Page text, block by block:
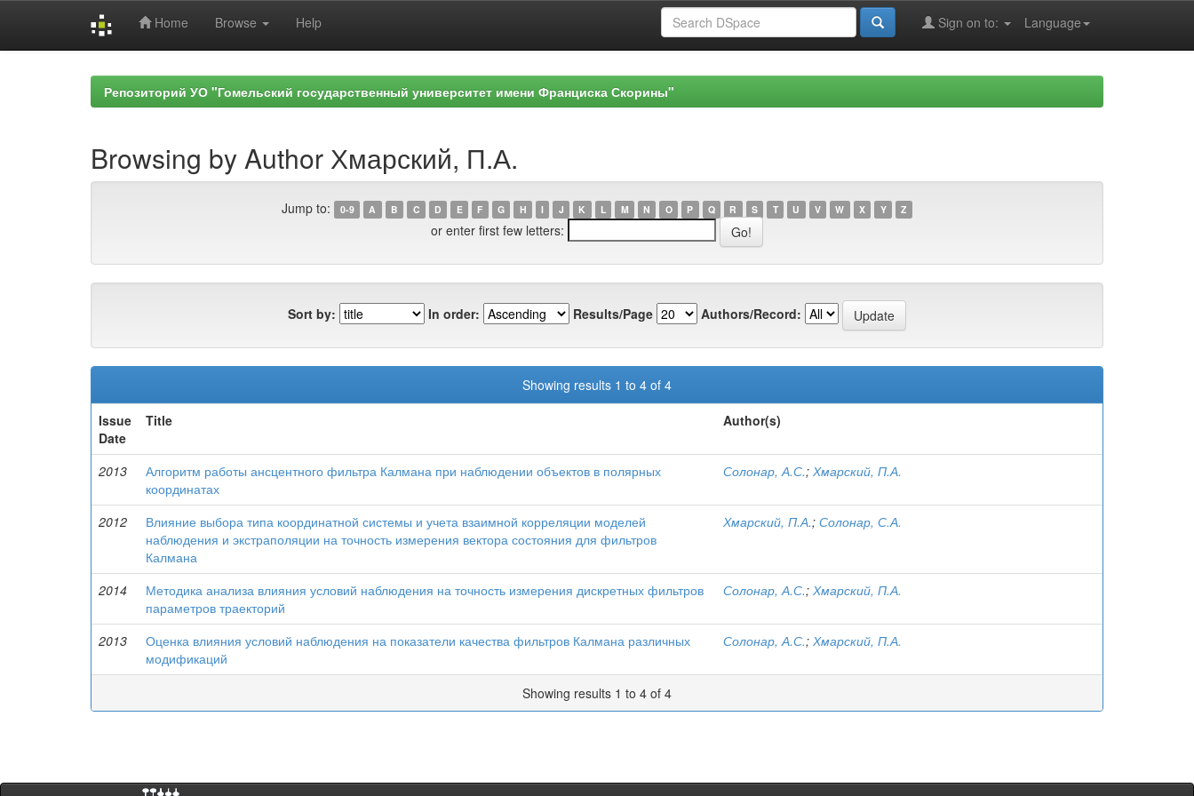
Home Browse Help Language
Sign on to:
Репозиторий УО "Гомельский государственный университет имени Франциска Скорины"
Browsing by Author Хмарский, П.А.
Jump to: 0-9 A B C D E F G H I J K L M N O P Q R S T U V W X Y Z
or enter first few letters:
Sort by: In order: Results/Page Authors/Record:
Showing results 1 to 4 of 4
Issue
Date
Title Author(s)
2013
Алгоритм работы ансцентного фильтра Калмана при наблюдении объектов в полярных
координатах
Солонар, А.С.; Хмарский, П.А.
2012
Влияние выбора типа координатной системы и учета взаимной корреляции моделей
наблюдения и экстраполяции на точность измерения вектора состояния для фильтров
Калмана
Хмарский, П.А.; Солонар, С.А.
2014
Методика анализа влияния условий наблюдения на точность измерения дискретных фильтров
параметров траекторий
Солонар, А.С.; Хмарский, П.А.
2013
Оценка влияния условий наблюдения на показатели качества фильтров Калмана различных
модификаций
Солонар, А.С.; Хмарский, П.А.
Showing results 1 to 4 of 4